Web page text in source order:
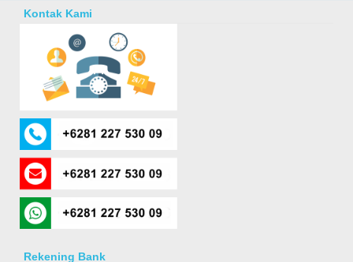
Kontak Kami
Rekening Bank